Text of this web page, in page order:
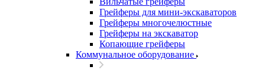
Грейферы для мини-экскаваторов
Грейферы многочелюстные
Грейферы на экскаватор
Копающие грейферы
Коммунальное оборудование